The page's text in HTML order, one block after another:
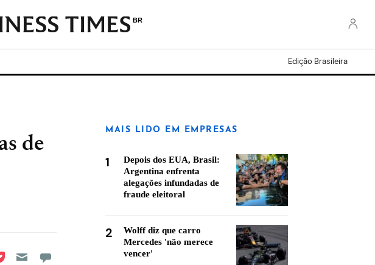
BR
Edição Brasileira
de
Reddit
on
on Pocket
MAIS LIDO EM EMPRESAS
1
Depois dos EUA, Brasil:
Argentina enfrenta
alegações infundadas de
fraude eleitoral
2
Wolff diz que carro
Mercedes 'não merece
vencer'